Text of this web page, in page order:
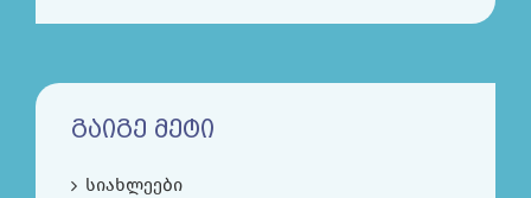
ᲒᲐᲘᲒᲔ ᲛᲔᲢᲘ
სიახლეები